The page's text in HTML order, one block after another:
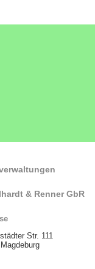
& Renner GbR
Str. 111